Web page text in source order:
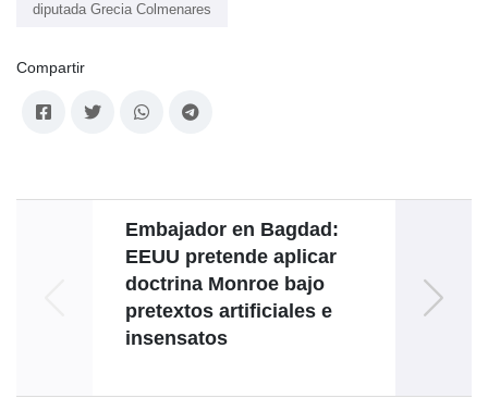
diputada Grecia Colmenares
Compartir
Embajador en Bagdad:
EEUU pretende aplicar
doctrina Monroe bajo
pretextos artificiales e
insensatos